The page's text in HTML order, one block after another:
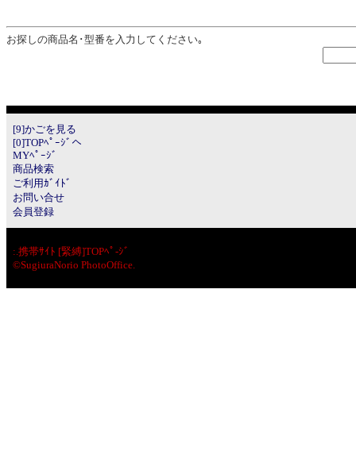
お探しの商品名･型番を入力してください｡
[9]かごを見る
[0]TOPﾍﾟｰｼﾞへ
MYﾍﾟｰｼﾞ
商品検索
ご利用ｶﾞｲﾄﾞ
お問い合せ
会員登録
:.携帯ｻｲﾄ [緊縛]TOPﾍﾟ-ｼﾞ
©SugiuraNorio PhotoOffice.